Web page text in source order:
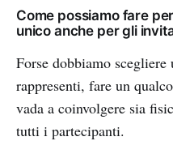
Come possiamo fare
unico anche per gli
Forse dobbiamo
rappresenti, fare un
vada a coinvolgere sia
tutti i partecipanti.